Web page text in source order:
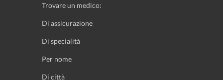
Trovare un medico:
Di assicurazione
Di specialità
Per nome
Di città